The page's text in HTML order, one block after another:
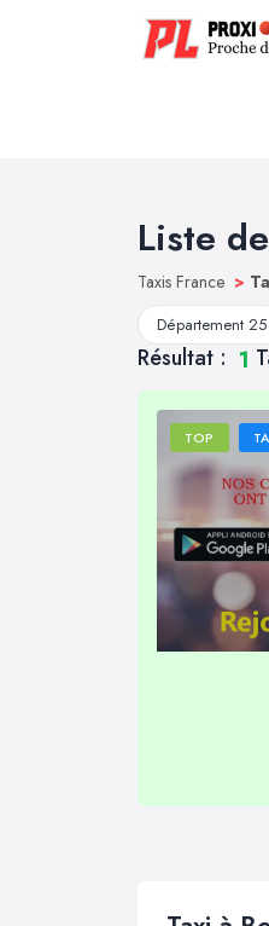
Liste
Taxis France >
Département 25
Résultat : 1
TOP